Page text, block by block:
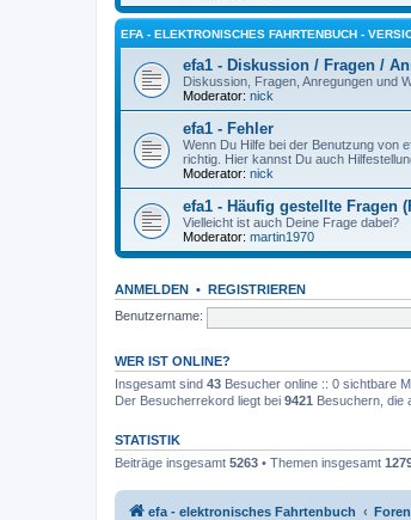
EFA - ELEKTRONISCHES FAHRTENBUCH -
efa1 - Diskussion / Fragen /
Diskussion, Fragen, Anregungen und
Moderator: nick
efa1 - Fehler
Wenn Du Hilfe bei der Benutzung von
richtig. Hier kannst Du auch
Moderator: nick
efa1 - Häufig gestellte Fragen
Vielleicht ist auch Deine Frage dabei?
Moderator: martin1970
ANMELDEN • REGISTRIEREN
Benutzername:
WER IST ONLINE?
Insgesamt sind 43 Besucher online :: 0 sichtbare
Der Besucherrekord liegt bei 9421 Besuchern, die
STATISTIK
Beiträge insgesamt 5263 • Themen insgesamt
efa - elektronisches Fahrtenbuch